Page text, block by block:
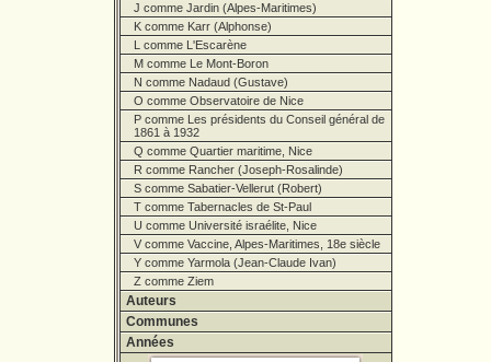
J comme Jardin (Alpes-Maritimes)
K comme Karr (Alphonse)
L comme L'Escarène
M comme Le Mont-Boron
N comme Nadaud (Gustave)
O comme Observatoire de Nice
P comme Les présidents du Conseil général de
1861 à 1932
Q comme Quartier maritime, Nice
R comme Rancher (Joseph-Rosalinde)
S comme Sabatier-Vellerut (Robert)
T comme Tabernacles de St-Paul
U comme Université israélite, Nice
V comme Vaccine, Alpes-Maritimes, 18e siècle
Y comme Yarmola (Jean-Claude Ivan)
Z comme Ziem
Auteurs
Communes
Années